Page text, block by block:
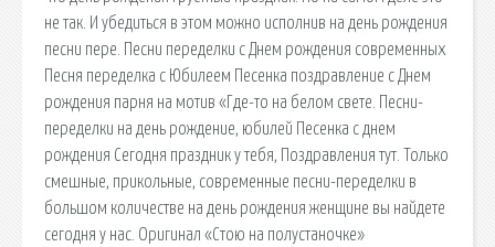
не так. И убедиться в этом можно исполнив на день рождения
песни пере. Песни переделки с Днем рождения современных
Песня переделка с Юбилеем Песенка поздравление с Днем
рождения парня на мотив «Где-то на белом свете. Песни-
переделки на день рождение, юбилей Песенка с днем
рождения Сегодня праздник у тебя, Поздравления тут. Только
смешные, прикольные, современные песни-переделки в
большом количестве на день рождения женщине вы найдете
сегодня у нас. Оригинал «Стою на полустаночке»